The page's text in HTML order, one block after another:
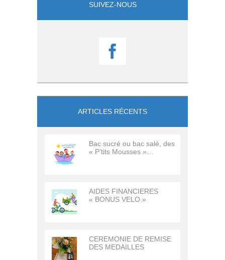
SUIVEZ-NOUS

ARTICLES RÉCENTS
Bac sucré ou bac salé, des
« P’tits Mousses »…
AIDES FINANCIERES
« BONUS VELO »
CEREMONIE DE REMISE
DES MEDAILLES